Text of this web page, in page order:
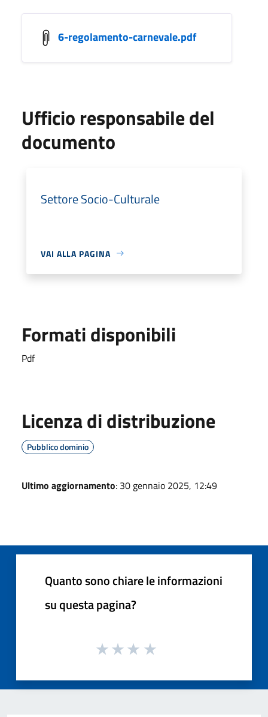
6-regolamento-carnevale.pdf
Ufficio responsabile del
documento
Settore Socio-Culturale
VAI ALLA PAGINA
Formati disponibili
Pdf
Licenza di distribuzione
Pubblico dominio
Ultimo aggiornamento: 30 gennaio 2025, 12:49
Quanto sono chiare le informazioni
su questa pagina?